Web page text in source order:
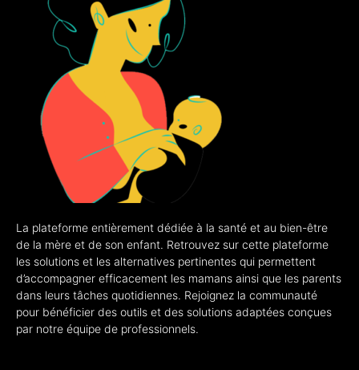
La plateforme entièrement dédiée à la santé et au bien-être
de la mère et de son enfant. Retrouvez sur cette plateforme
les solutions et les alternatives pertinentes qui permettent
d’accompagner efficacement les mamans ainsi que les parents
dans leurs tâches quotidiennes. Rejoignez la communauté
pour bénéficier des outils et des solutions adaptées conçues
par notre équipe de professionnels.